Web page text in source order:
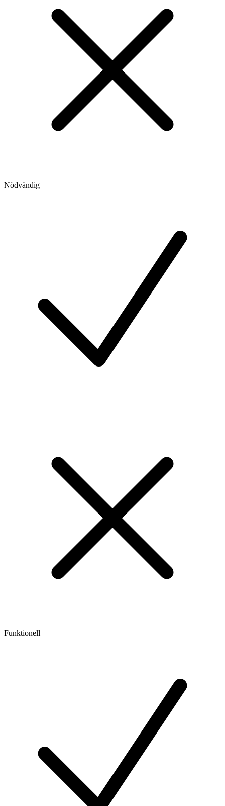
Nödvändig
Funktionell